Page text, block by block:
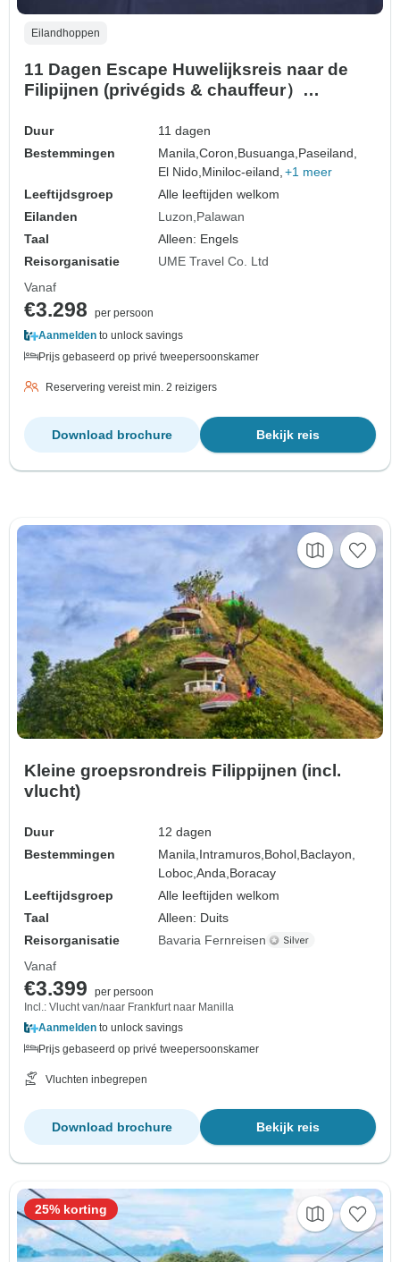
Eilandhoppen
11 Dagen Escape Huwelijksreis naar de
Filipijnen (privégids & chauffeur）
Duur
11 dagen
Bestemmingen
Manila,Coron, Busuanga, Paseiland,
El Nido, Miniloc-eiland, +1 meer
Leeftijdsgroep
Alle leeftijden welkom
Eilanden
Luzon Palawan
Taal
Alleen: Engels
Reisorganisatie
UME Travel Co. Ltd
Vanaf
€3.298
per persoon
Aanmelden to unlock savings
Prijs gebaseerd op privé tweepersoonskamer
Reservering vereist min. 2 reizigers
Bekijk reis
Download brochure
Kleine groepsrondreis Filippijnen (incl.
vlucht)
Duur
12 dagen
Bestemmingen
Manila, Intramuros, Bohol, Baclayon,
Loboc,Anda, Boracay
Leeftijdsgroep
Alle leeftijden welkom
Taal
Alleen: Duits
Reisorganisatie
Bavaria Fernreisen
Vanaf
€3.399
per persoon
Incl.: Vlucht van/naar Frankfurt naar Manilla
Aanmelden to unlock savings
Prijs gebaseerd op privé tweepersoonskamer
Vluchten inbegrepen
Bekijk reis
Download brochure
25% korting